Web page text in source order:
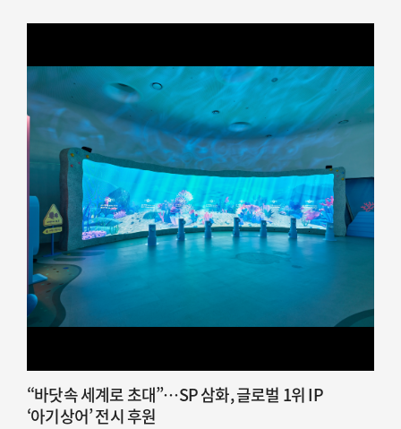
“바닷속 세계로 초대”…SP 삼화, 글로벌 1위 IP
‘아기상어’ 전시 후원